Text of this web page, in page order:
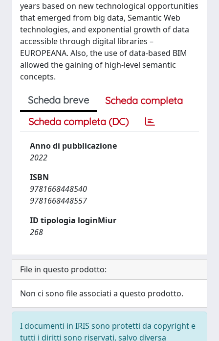
years based on new technological opportunities
that emerged from big data, Semantic Web
technologies, and exponential growth of data
accessible through digital libraries –
EUROPEANA. Also, the use of data-based BIM
allowed the gaining of high-level semantic
concepts.
Scheda breve
Scheda completa
Scheda completa (DC)
Anno di pubblicazione
2022
ISBN
9781668448540
9781668448557
ID tipologia loginMiur
268
File in questo prodotto:
Non ci sono file associati a questo prodotto.
I documenti in IRIS sono protetti da copyright e
tutti i diritti sono riservati, salvo diversa